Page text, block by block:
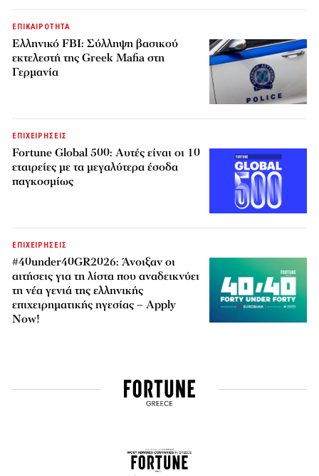
ΕΠΙΚΑΙΡΟΤΗΤΑ
Ελληνικό FBI: Σύλληψη βασικού
εκτελεστή της Greek Mafia στη
Γερμανία
ΕΠΙΧΕΙΡΗΣΕΙΣ
Fortune Global 500: Αυτές είναι οι 10
εταιρείες με τα μεγαλύτερα έσοδα
παγκοσμίως
ΕΠΙΧΕΙΡΗΣΕΙΣ
#40under40GR2026: Άνοιξαν οι
αιτήσεις για τη λίστα που αναδεικνύει
τη νέα γενιά της ελληνικής
επιχειρηματικής ηγεσίας – Apply
Now!